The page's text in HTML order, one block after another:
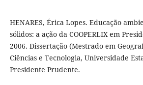
HENARES, Érica Lopes. Educação
sólidos: a ação da COOPERLIX em
2006. Dissertação (Mestrado em
Ciências e Tecnologia, Universidade
Presidente Prudente.